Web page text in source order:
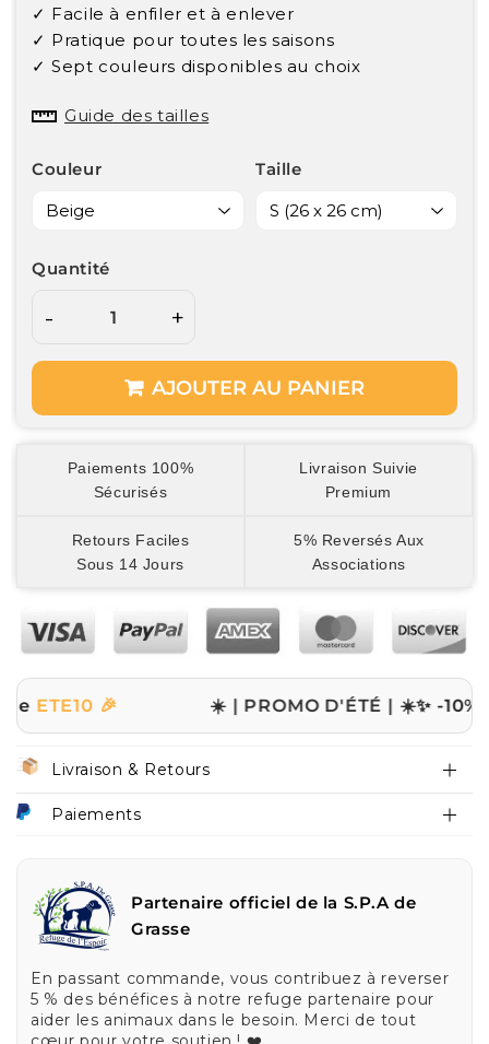
✓ Facile à enfiler et à enlever
✓ Pratique pour toutes les saisons
✓ Sept couleurs disponibles au choix
Guide des tailles
Couleur Taille
Quantité
- +
AJOUTER AU PANIER
Paiements 100%
Sécurisés
Livraison Suivie
Premium
Retours Faciles
Sous 14 Jours
5% Reversés Aux
Associations
🎉 ☀️ | PROMO D'ÉTÉ | ☀️✨ -10% sur
Livraison & Retours
Paiements
Partenaire officiel de la S.P.A de
Grasse
En passant commande, vous contribuez à reverser
5 % des bénéfices à notre refuge partenaire pour
aider les animaux dans le besoin. Merci de tout